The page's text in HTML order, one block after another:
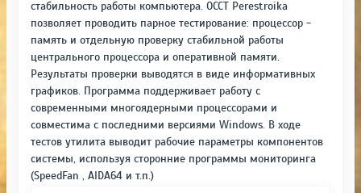
стабильность работы компьютера. OCCT Perestroika
позволяет проводить парное тестирование: процессор -
память и отдельную проверку стабильной работы
центрального процессора и оперативной памяти.
Результаты проверки выводятся в виде информативных
графиков. Программа поддерживает работу с
современными многоядерными процессорами и
совместима с последними версиями Windows. В ходе
тестов утилита выводит рабочие параметры компонентов
системы, используя сторонние программы мониторинга
(SpeedFan , AIDA64 и т.п.)